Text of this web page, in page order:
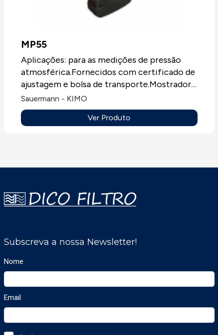
MP55
Aplicações: para as medições de pressão
atmosférica.Fornecidos com certificado de
ajustagem e bolsa de transporte.Mostrador
LCD de uma linha.
Sauermann - KIMO
Ver Produto